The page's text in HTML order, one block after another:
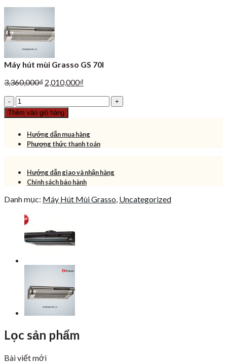
Máy hút mùi Grasso GS 70I
3,360,000₫ Giá
3,360,000₫.
2,010,000₫
Máy
hút
mùi
Grasso
GS
70I
lượng
Thêm vào giỏ hàng
Hướng dẫn mua hàng
Phương thức thanh toán
Hướng dẫn giao và nhận hàng
Chính sách bảo hành
Danh mục: Máy Hút Mùi Grasso, Uncategorized
Lọc sản phẩm
Bài viết mới